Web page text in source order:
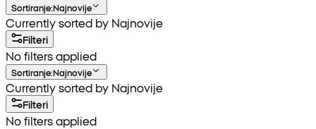
Sortiranje:Najnovije
Currently sorted by Najnovije
Filteri
No filters applied
Sortiranje:Najnovije
Currently sorted by Najnovije
Filteri
No filters applied